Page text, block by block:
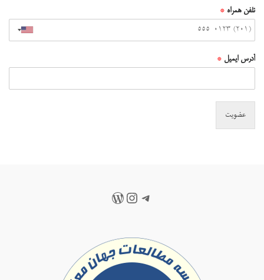
تلفن همراه *
آدرس ایمیل *
عضویت
تلگراماینستاگرم
وردپرس